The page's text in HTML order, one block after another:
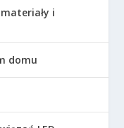
i
domu